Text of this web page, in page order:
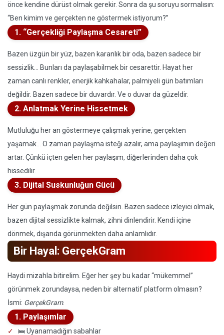
önce kendine dürüst olmak gerekir. Sonra da şu soruyu sormalısın:
“Ben kimim ve gerçekten ne göstermek istiyorum?”
1. “Gerçekliği Paylaşma Cesareti”
Bazen üzgün bir yüz, bazen karanlık bir oda, bazen sadece bir
sessizlik… Bunları da paylaşabilmek bir cesarettir. Hayat her
zaman canlı renkler, enerjik kahkahalar, palmiyeli gün batımları
değildir. Bazen sadece bir duvardır. Ve o duvar da güzeldir.
2. Anlatmak Yerine Hissetmek
Mutluluğu her an göstermeye çalışmak yerine, gerçekten
yaşamak… O zaman paylaşma isteği azalır, ama paylaşımın değeri
artar. Çünkü içten gelen her paylaşım, diğerlerinden daha çok
hissedilir.
3. Dijital Suskunluğun Gücü
Her gün paylaşmak zorunda değilsin. Bazen sadece izleyici olmak,
bazen dijital sessizlikte kalmak, zihni dinlendirir. Kendi içine
dönmek, dışarıda görünmekten daha anlamlıdır.
Bir Hayal: GerçekGram
Haydi mizahla bitirelim. Eğer her şey bu kadar “mükemmel”
görünmek zorundaysa, neden bir alternatif platform olmasın?
İsmi: GerçekGram.
1. Paylaşımlar
🛌 Uyanamadığın sabahlar